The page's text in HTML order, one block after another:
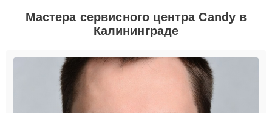
Мастера сервисного центра Candy в
Калининграде